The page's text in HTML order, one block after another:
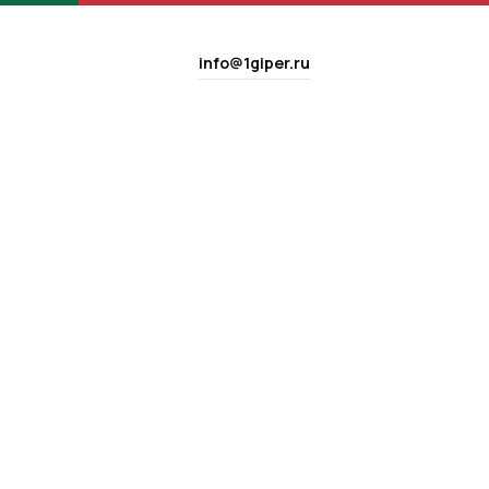
info@1giper.ru